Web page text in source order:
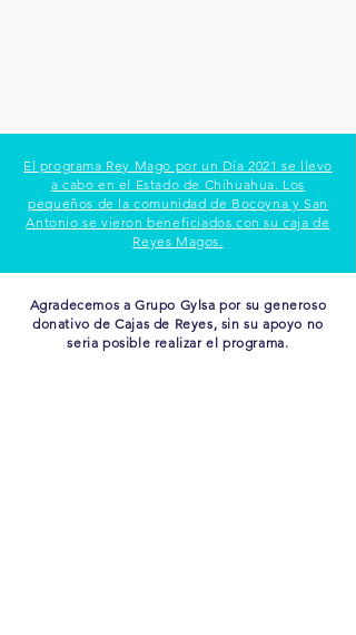
El programa Rey Mago por un Día 2021 se llevo
a cabo en el Estado de Chihuahua. Los
pequeños de la comunidad de Bocoyna y San
Antonio se vieron beneficiados con su caja de
Reyes Magos.
Agradecemos a Grupo Gylsa por su generoso
donativo de Cajas de Reyes, sin su apoyo no
seria posible realizar el programa.